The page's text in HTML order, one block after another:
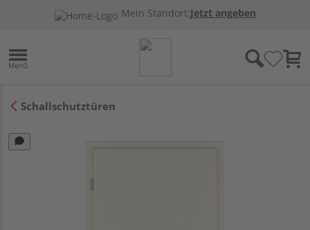
Mein Standort:Jetzt angeben
Schallschutztüren